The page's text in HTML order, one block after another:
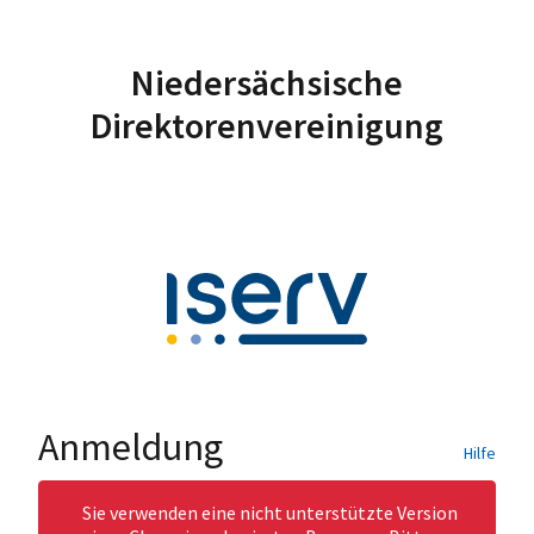
Niedersächsische
Direktorenvereinigung
Anmeldung Hilfe
Sie verwenden eine nicht unterstützte Version